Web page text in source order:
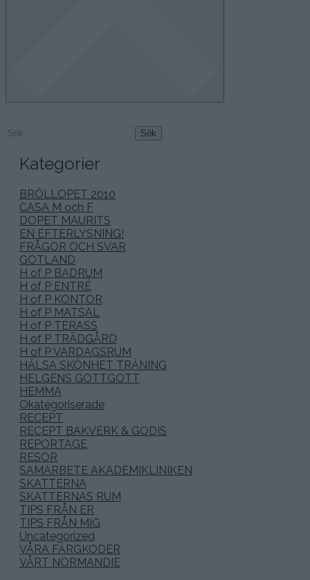
Sök
Kategorier
BRÖLLOPET 2010
CASA M och F
DOPET MAURITS
EN EFTERLYSNING!
FRÅGOR OCH SVAR
GOTLAND
H of P BADRUM
H of P ENTRÉ
H of P KONTOR
H of P MATSAL
H of P TERASS
H of P TRÄDGÅRD
H of P VARDAGSRUM
HÄLSA SKÖNHET TRÄNING
HELGENS GOTTGOTT
HEMMA
Okategoriserade
RECEPT
RECEPT BAKVERK & GODIS
REPORTAGE
RESOR
SAMARBETE AKADEMIKLINIKEN
SKATTERNA
SKATTERNAS RUM
TIPS FRÅN ER
TIPS FRÅN MIG
Uncategorized
VÅRA FÄRGKODER
VÅRT NORMANDIE